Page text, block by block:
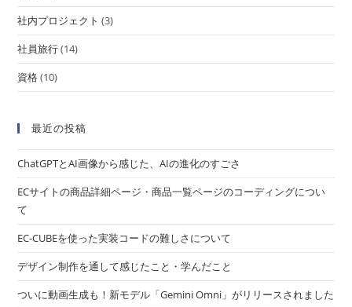
社内プロジェクト (3)
社員旅行(14)
資格(10)
最近の投稿
ChatGPTとAI画像から感じた、AIの進化のすごさ
ECサイトの商品詳細ページ・商品一覧ページのコーディングについ
て
EC-CUBEを使った実装コードの難しさについて
デザイン制作を通して感じたこと・学んだこと
ついに動画生成も！新モデル「Gemini Omni」がリリースされました